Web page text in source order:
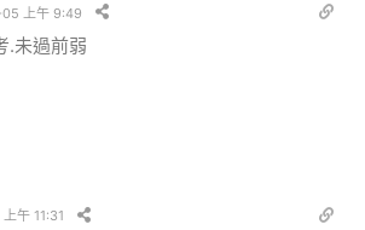
上午 9:49
.未過前弱
午 11:31